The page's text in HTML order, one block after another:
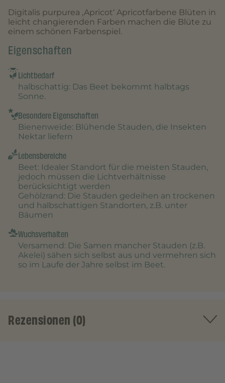
Digitalis purpurea ‚Apricot‘ Apricotfarbene Blüten in
leicht changierenden Farben machen die Blüte zu
einem schönen Farbenspiel.
Eigenschaften
Lichtbedarf
halbschattig: Das Beet bekommt halbtags
Sonne.
Besondere Eigenschaften
Bienenweide: Blühende Stauden, die Insekten
Nektar liefern
Lebensbereiche
Beet: Idealer Standort für die meisten Stauden,
jedoch müssen die Lichtverhältnisse
berücksichtigt werden
Gehölzrand: Die Stauden gedeihen an trockenen
und halbschattigen Standorten, z.B. unter
Bäumen
Wuchsverhalten
Versamend: Die Samen mancher Stauden (z.B.
Akelei) sähen sich selbst aus und vermehren sich
so im Laufe der Jahre selbst im Beet.
Rezensionen (0)